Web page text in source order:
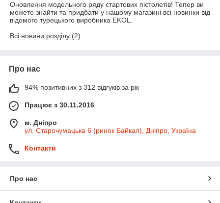
Оновлення модельного ряду стартових пістолетів! Тепер ви
можете знайти та придбати у нашому магазині всі новинки від
відомого турецького виробника EKOL.
Всі новини розділу (2)
Про нас
94% позитивних з 312 відгуків за рік
Працює з 30.11.2016
м. Дніпро
ул. Старочумацька 6 (ринок Байкал), Дніпро, Україна
Контакти
Про нас